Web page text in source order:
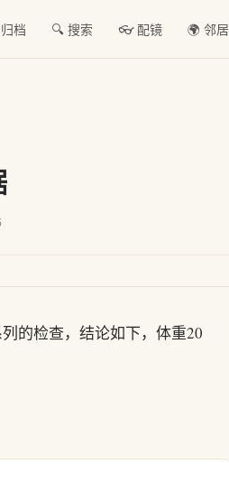
档 🔍 搜索 👓 配镜 🌍 邻居
的检查，结论如下，体重20